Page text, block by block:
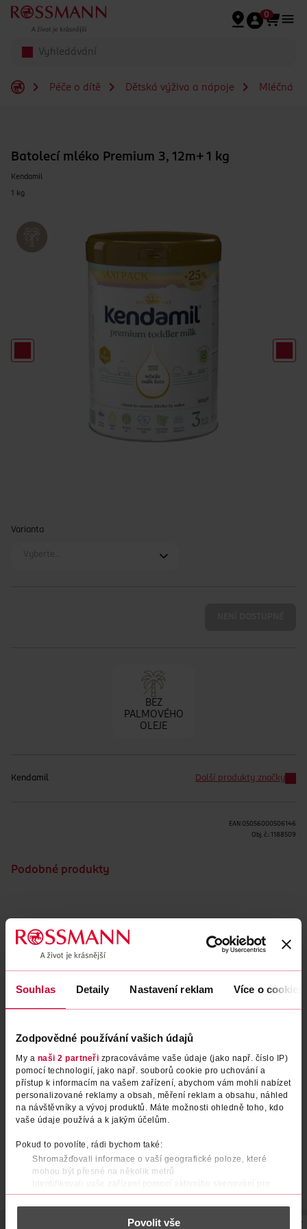
Souhlas Detaily Nastavení reklam Více o cookies
Zodpovědné používání vašich údajů
My a naši 2 partneři zpracováváme vaše údaje (jako např. číslo IP)
pomocí technologií, jako např. souborů cookie pro uchování a
přístup k informacím na vašem zařízení, abychom vám mohli nabízet
personalizované reklamy a obsah, měření reklam a obsahu, náhled
na návštěvníky a vývoj produktů. Máte možnosti ohledně toho, kdo
vaše údaje používá a k jakým účelům.
Pokud to povolíte, rádi bychom také:
Shromažďovali informace o vaší geografické poloze, které
mohou být přesné na několik metrů
Identifikovali vaše zařízení pomocí aktivního skenování pro
konkrétní charakteristiky (otisk prstu)
Zjistěte více o tom, jak zpracováváme vaše osobní údaje, a nastavte
části s podrobnostmi . Svůj souhlas můžete kdykoliv
Povolit vše
Přeskočit na hlavmní obsah
0
Péče o dítě Dětská výživa a nápoje Mléčná a
Batolecí mléko Premium 3, 12m+ 1 kg
Kendamil
1 kg
Varianta
Vyberte…
BEZ
PALMOVÉHO
OLEJE
Kendamil Další produkty značky
EAN 05056000506146
Obj. č.: 1188509
Podobné produkty
Obsah se nám momentálně nedaří načíst, zkuste to prosím